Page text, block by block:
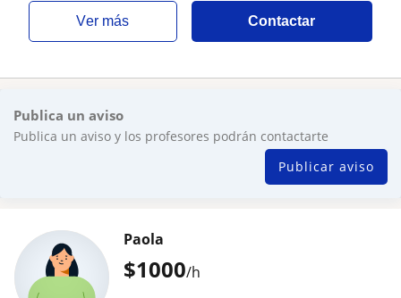
ver más Contactar
Publica un aviso
Publica un aviso y los profesores podrán contactarte
Publicar aviso
$1000/h
Paola